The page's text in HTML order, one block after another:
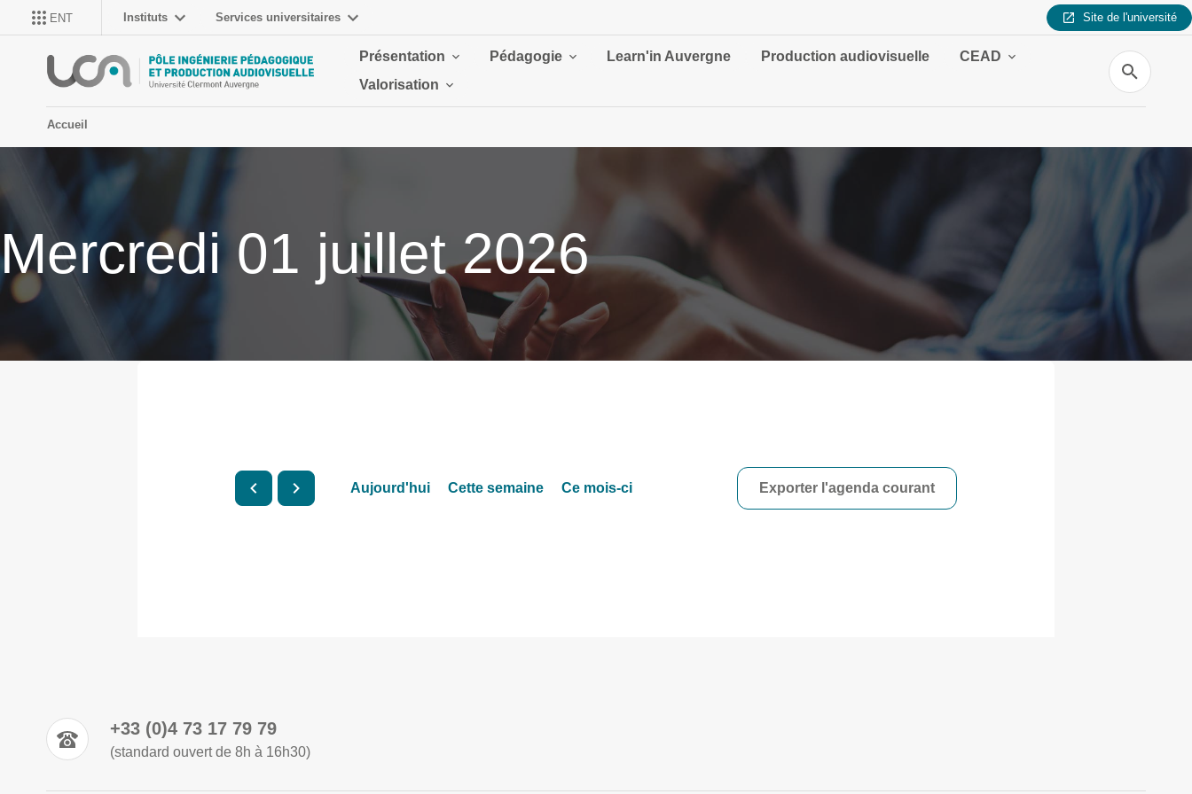
ENT Instituts Services universitaires Site de l'université
Présentation Pédagogie Learn'in Auvergne Production audiovisuelle
CEAD
Valorisation
Recherche
Accueil
Mercredi 01 juillet 2026
Aujourd'hui Cette semaine Ce mois-ci Exporter l'agenda courant
+33 (0)4 73 17 79 79
(standard ouvert de 8h à 16h30)